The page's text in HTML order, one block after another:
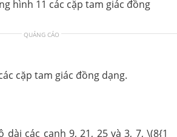
hình 11 các cặp tam giác đồng
QUẢNG CÁO
cặp tam giác đồng dạng.
dài các cạnh 9, 21, 25 và 3, 7, \(8{1